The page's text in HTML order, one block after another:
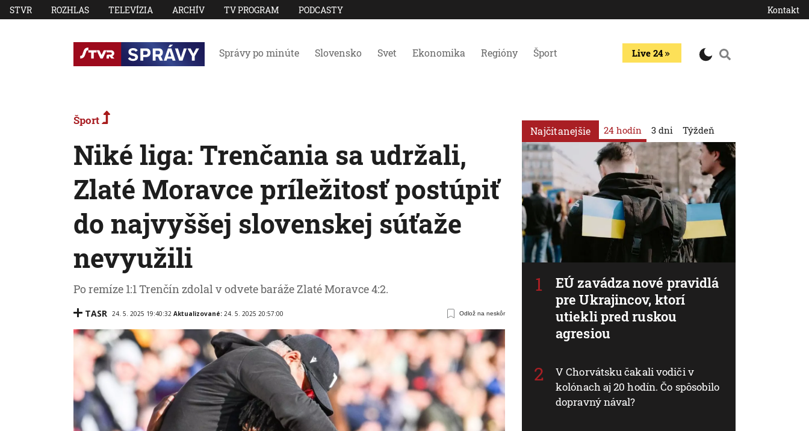
STVR ROZHLAS TELEVÍZIA ARCHÍV TV PROGRAM PODCASTY Kontakt
Správy po minúte Slovensko Svet Ekonomika Regióny Šport Live 24
Šport
Niké liga: Trenčania sa udržali,
Zlaté Moravce príležitosť postúpiť
do najvyššej slovenskej súťaže
nevyužili
Po remíze 1:1 Trenčín zdolal v odvete baráže Zlaté Moravce 4:2.
TASR 24. 5. 2025 19:40:32 Aktualizované: 24. 5. 2025 20:57:00 Odlož na neskôr
Najčítanejšie 24 hodín
EÚ zavádza nové pravidlá
pre Ukrajincov, ktorí
utiekli pred ruskou
agresiou
V Chorvátsku čakali vodiči v
kolónach aj 20 hodín. Čo spôsobilo
dopravný nával?
3 dni Týždeň